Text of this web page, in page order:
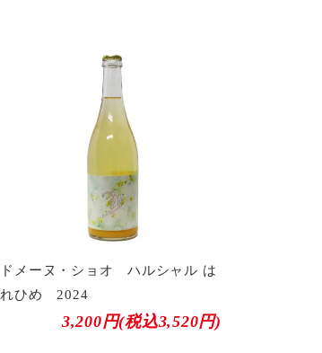
ドメーヌ・ショオ ハルシャル は
れひめ 2024
3,200円(税込3,520円)